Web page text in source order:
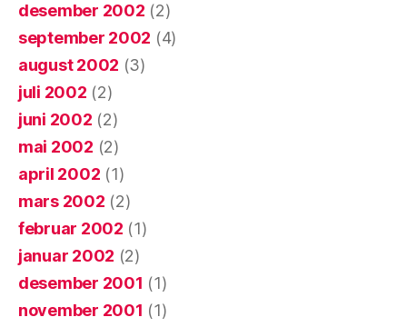
desember 2002 (2)
september 2002 (4)
august 2002 (3)
juli 2002 (2)
juni 2002 (2)
mai 2002 (2)
april 2002 (1)
mars 2002 (2)
februar 2002 (1)
januar 2002 (2)
desember 2001 (1)
november 2001 (1)